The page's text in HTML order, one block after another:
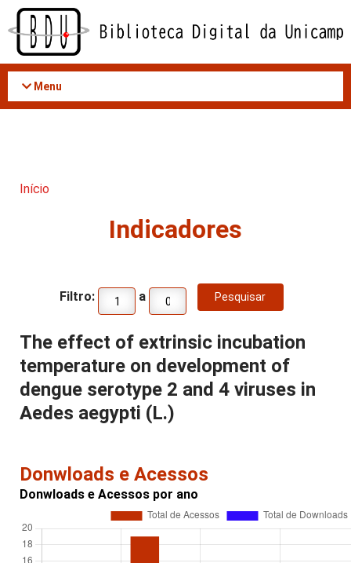
Acessar
conteúdo
Menu
Início
Indicadores
Filtro: a
The effect of extrinsic incubation
temperature on development of
dengue serotype 2 and 4 viruses in
Aedes aegypti (L.)
Donwloads e Acessos
Donwloads e Acessos por ano